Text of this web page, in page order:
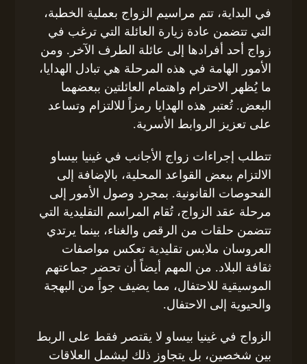
في البداية، تتم مراسيم الزواج بعملية الخطبة،
التي تتضمن عادة زيارة العائلة التي ترغب في
زواج أحد أفرادها إلى عائلة الطرف الآخر. ومن
الأمور الهامة في هذه المرحلة هي تبادل الهدايا،
ما يُظهر الاحترام واهتمام العائلتين ببعضهما
البعض. تُعتبر هذه الهدايا رمزاً للالتزام وتساعد
على تعزيز الروابط الأسرية.
تتطلب إجراءات زواج الأجانب في غينيا بيساو
الالتزام ببعض القواعد المحلية، بالإضافة إلى
الفحوصات القانونية. بمجرد وصول الأمور إلى
مرحلة عقد الزواج، تُقام المراسم التقليدية التي
تتضمن حلقات من الرقص والغناء، بينما يرتدي
العروسان ملابس تقليدية تعكس مواصفات
ثقافة البلاد. من المهم أيضاً أن تحضر جماعتهم
الموسيقية للاحتفال، مما يضيف جواً من البهجة
والحيوية إلى الاحتفال.
الزواج في غينيا بيساو لا يقتصر فقط على الربط
بين شخصين، بل يتجاوز ذلك ليشمل العلاقات